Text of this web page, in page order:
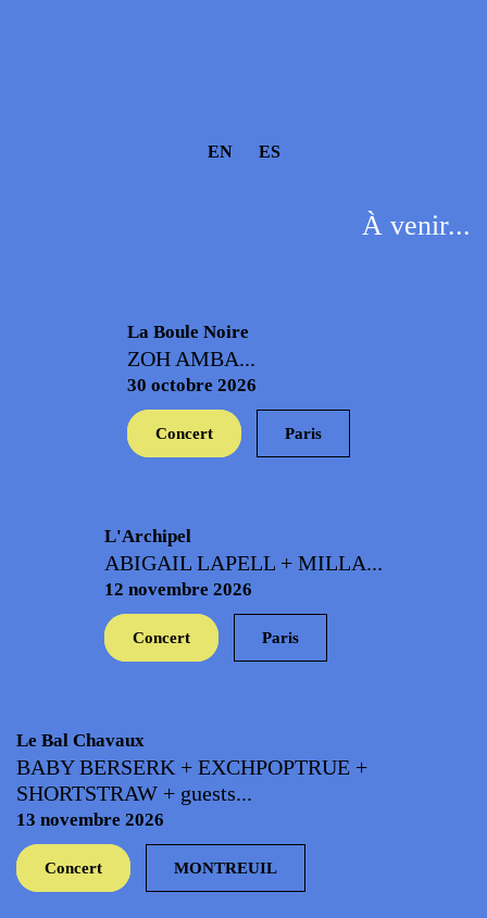
EN ES
À venir...
La Boule Noire
ZOH AMBA...
30 octobre 2026
Concert Paris
L'Archipel
ABIGAIL LAPELL + MILLA...
12 novembre 2026
Concert Paris
Le Bal Chavaux
BABY BERSERK + EXCHPOPTRUE +
SHORTSTRAW + guests...
13 novembre 2026
Concert MONTREUIL